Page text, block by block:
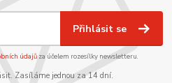
Přihlásit se
údajůza účelem rozesílky newsletteru.
Zasíláme jednou za 14 dní.